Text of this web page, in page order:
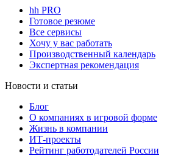
hh PRO
Готовое резюме
Все сервисы
Хочу у вас работать
Производственный календарь
Экспертная рекомендация
Новости и статьи
Блог
О компаниях в игровой форме
Жизнь в компании
ИТ-проекты
Рейтинг работодателей России